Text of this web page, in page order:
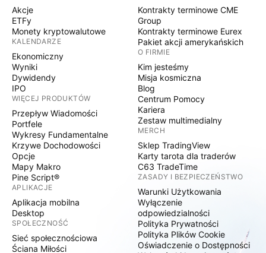
Akcje
ETFy
Monety kryptowalutowe
KALENDARZE
Ekonomiczny
Wyniki
Dywidendy
IPO
WIĘCEJ PRODUKTÓW
Przepływ Wiadomości
Portfele
Wykresy Fundamentalne
Krzywe Dochodowości
Opcje
Mapy Makro
Pine Script®
APLIKACJE
Aplikacja mobilna
Desktop
SPOŁECZNOŚĆ
Sieć społecznościowa
Ściana Miłości
Kontrakty terminowe CME
Group
Kontrakty terminowe Eurex
Pakiet akcji amerykańskich
O FIRMIE
Kim jesteśmy
Misja kosmiczna
Blog
Centrum Pomocy
Kariera
Zestaw multimedialny
MERCH
Sklep TradingView
Karty tarota dla traderów
C63 TradeTime
ZASADY I BEZPIECZEŃSTWO
Warunki Użytkowania
Wyłączenie
odpowiedzialności
Polityka Prywatności
Polityka Plików Cookie
Oświadczenie o Dostępności